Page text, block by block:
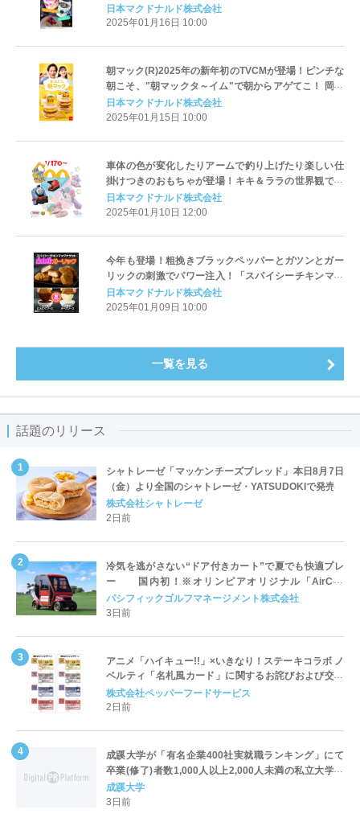
めるチーズケーキの味わい「マックフルーリー(R) ニュ
ーヨークチーズケーキ」
日本マクドナルド株式会社
2025年01月16日 10:00
朝マック(R)2025年の新年初のTVCMが登場！ピンチな
朝こそ、"朝マックタ～イム"で朝からアゲてこ！ 岡田
准一さんと山田杏奈さんが3度目の共演！
日本マクドナルド株式会社
2025年01月15日 10:00
車体の色が変化したりアームで釣り上げたり楽しい仕
掛けつきのおもちゃが登場！キキ＆ララの世界観で一
緒におしゃれが楽しめるおもちゃが登場！ハッピーセ
ット(R)「きかんしゃトーマス/リトルツインスターズ」
日本マクドナルド株式会社
2025年01月10日 12:00
今年も登場！粗挽きブラックペッパーとガツンとガー
リックの刺激でパワー注入！「スパイシーチキンマッ
クナゲット 黒胡椒ガーリック」1月15日(水)から期間限
定販売！
日本マクドナルド株式会社
2025年01月09日 10:00
一覧を見る
話題のリリース
シャトレーゼ「マッケンチーズブレッド」本日8月7日
（金）より全国のシャトレーゼ・YATSUDOKIで発売
株式会社シャトレーゼ
2日前
冷気を逃がさない“ドア付きカート”で夏でも快適プレ
ー 国内初！※オリンピアオリジナル「AirCon
Cart（エアコンカート）」導入 | ＰＧＭ
パシフィックゴルフマネージメント株式会社
3日前
アニメ「ハイキュー!!」×いきなり！ステーキコラボ ノ
ベルティ「名札風カード」に関するお詫びおよび交換
対応についてのご案内
株式会社ペッパーフードサービス
2日前
成蹊大学が「有名企業400社実就職ランキング」にて
卒業(修了)者数1,000人以上2,000人未満の私立大学で
全国第1位を獲得！～実就職率は26.5%（前年比＋
4.3pt）に伸長、東京の私立大学でも10位にランクイン
成蹊大学
3日前